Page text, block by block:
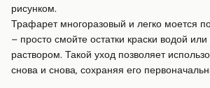
рисунком.
Трафарет многоразовый и легко моется
– просто смойте остатки краски водой
раствором. Такой уход позволяет
снова и снова, сохраняя его